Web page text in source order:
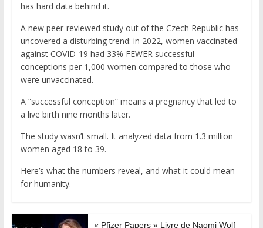
has hard data behind it.
A new peer-reviewed study out of the Czech Republic has
uncovered a disturbing trend: in 2022, women vaccinated
against COVID-19 had 33% FEWER successful
conceptions per 1,000 women compared to those who
were unvaccinated.
A “successful conception” means a pregnancy that led to
a live birth nine months later.
The study wasn’t small. It analyzed data from 1.3 million
women aged 18 to 39.
Here’s what the numbers reveal, and what it could mean
for humanity.
« Pfizer Papers » Livre de Naomi Wolf